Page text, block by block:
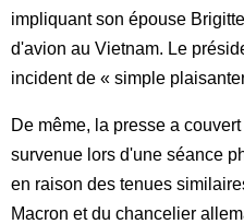
impliquant son épouse
d'avion au Vietnam. Le
incident de « simple
De même, la presse a
survenue lors d'une séance
en raison des tenues
Macron et du chancelier